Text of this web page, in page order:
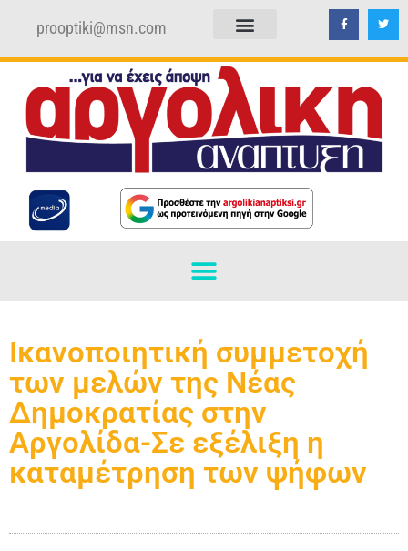
prooptiki@msn.com
Ικανοποιητική συμμετοχή
των μελών της Νέας
Δημοκρατίας στην
Αργολίδα-Σε εξέλιξη η
καταμέτρηση των ψήφων